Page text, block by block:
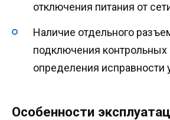
отключения питания от
Наличие отдельного
подключения контрольных
определения исправности
Особенности